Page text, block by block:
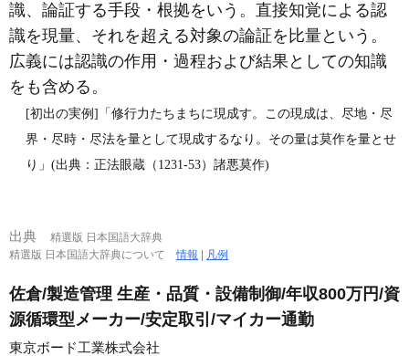
識、論証する手段・根拠をいう。直接知覚による認
識を現量、それを超える対象の論証を比量という。
広義には認識の作用・過程および結果としての知識
をも含める。
[初出の実例]「修行力たちまちに現成す。この現成は、尽地・尽
界・尽時・尽法を量として現成するなり。その量は莫作を量とせ
り」(出典：正法眼蔵（1231‐53）諸悪莫作)
出典
精選版 日本国語大辞典
精選版 日本国語大辞典について情報 凡例
佐倉/製造管理 生産・品質・設備制御/年収800万円/資
源循環型メーカー/安定取引/マイカー通勤
東京ボード工業株式会社